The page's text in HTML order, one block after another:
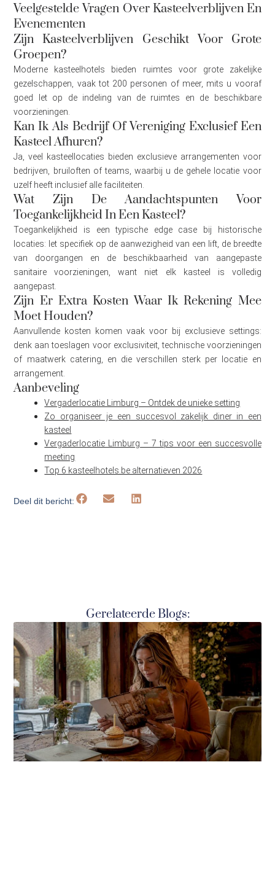
Veelgestelde Vragen Over Kasteelverblijven En
Evenementen
Zijn Kasteelverblijven Geschikt Voor Grote
Groepen?
Moderne kasteelhotels bieden ruimtes voor grote zakelijke
gezelschappen, vaak tot 200 personen of meer, mits u vooraf
goed let op de indeling van de ruimtes en de beschikbare
voorzieningen.
Kan Ik Als Bedrijf Of Vereniging Exclusief Een
Kasteel Afhuren?
Ja, veel kasteellocaties bieden exclusieve arrangementen voor
bedrijven, bruiloften of teams, waarbij u de gehele locatie voor
uzelf heeft inclusief alle faciliteiten.
Wat Zijn De Aandachtspunten Voor
Toegankelijkheid In Een Kasteel?
Toegankelijkheid is een typische edge case bij historische
locaties: let specifiek op de aanwezigheid van een lift, de breedte
van doorgangen en de beschikbaarheid van aangepaste
sanitaire voorzieningen, want niet elk kasteel is volledig
aangepast.
Zijn Er Extra Kosten Waar Ik Rekening Mee
Moet Houden?
Aanvullende kosten komen vaak voor bij exclusieve settings:
denk aan toeslagen voor exclusiviteit, technische voorzieningen
of maatwerk catering, en die verschillen sterk per locatie en
arrangement.
Aanbeveling
Vergaderlocatie Limburg – Ontdek de unieke setting
Zo organiseer je een succesvol zakelijk diner in een
kasteel
Vergaderlocatie Limburg – 7 tips voor een succesvolle
meeting
Top 6 kasteelhotels.be alternatieven 2026
Deel dit bericht:
Gerelateerde Blogs: